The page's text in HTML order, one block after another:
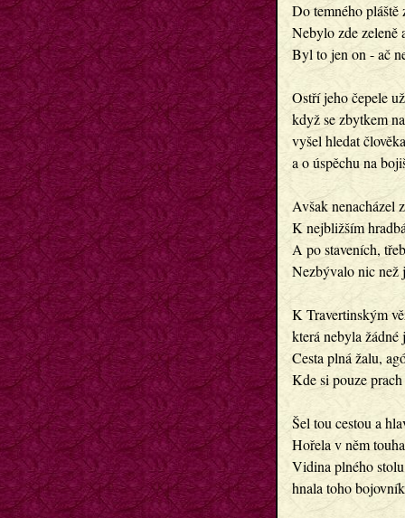
Do temného pláště
Nebylo zde zeleně
Byl to jen on - ač
Ostří jeho čepele
když se zbytkem
vyšel hledat
a o úspěchu na
Avšak nenacházel
K nejbližším
A po staveních,
Nezbývalo nic než
K Travertinským
která nebyla
Cesta plná žalu,
Kde si pouze
Šel tou cestou a
Hořela v něm
Vidina plného
hnala toho